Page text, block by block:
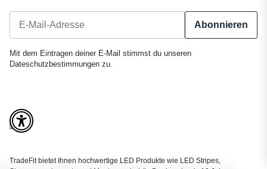
Abonnieren
Mit dem Eintragen deiner E-Mail stimmst du unseren
Dateschutzbestimmungen zu.
TradeFit bietet Ihnen hochwertige LED Produkte wie LED Stripes,